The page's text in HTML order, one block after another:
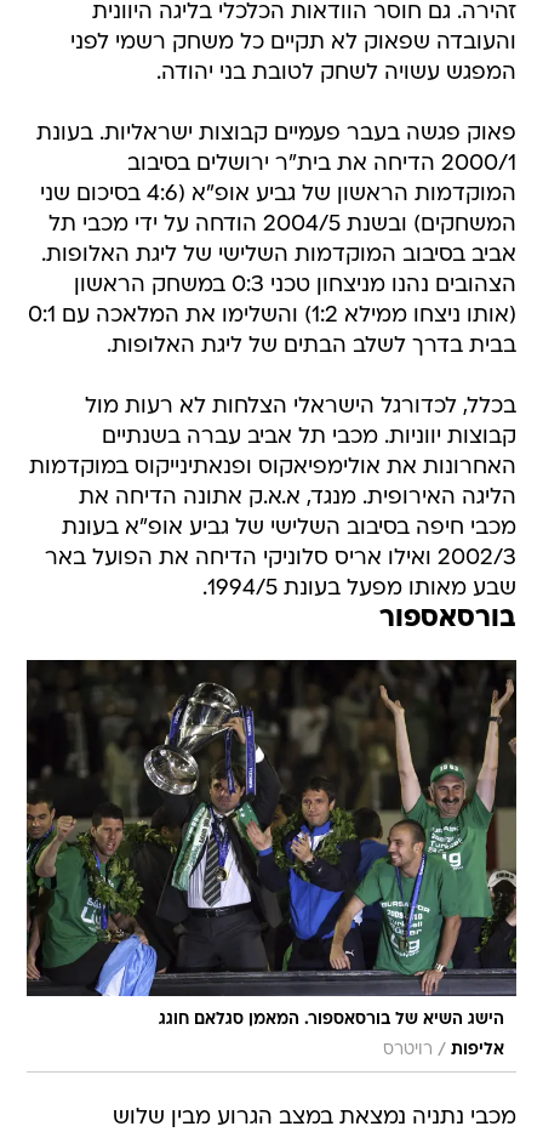
זהירה. גם חוסר הוודאות הכלכלי בליגה היוונית
והעובדה שפאוק לא תקיים כל משחק רשמי לפני
המפגש עשויה לשחק לטובת בני יהודה.
פאוק פגשה בעבר פעמיים קבוצות ישראליות. בעונת
2000/1 הדיחה את בית"ר ירושלים בסיבוב
המוקדמות הראשון של גביע אופ"א (4:6 בסיכום שני
המשחקים) ובשנת 2004/5 הודחה על ידי מכבי תל
אביב בסיבוב המוקדמות השלישי של ליגת האלופות.
הצהובים נהנו מניצחון טכני 0:3 במשחק הראשון
(אותו ניצחו ממילא 1:2) והשלימו את המלאכה עם 0:1
בבית בדרך לשלב הבתים של ליגת האלופות.
בכלל, לכדורגל הישראלי הצלחות לא רעות מול
קבוצות יווניות. מכבי תל אביב עברה בשנתיים
האחרונות את אולימפיאקוס ופנאתינייקוס במוקדמות
הליגה האירופית. מנגד, א.א.ק אתונה הדיחה את
מכבי חיפה בסיבוב השלישי של גביע אופ"א בעונת
2002/3 ואילו אריס סלוניקי הדיחה את הפועל באר
שבע מאותו מפעל בעונת 1994/5.
בורסאספור
הישג השיא של בורסאספור. המאמן סגלאם חוגג
אליפות / רויטרס
מכבי נתניה נמצאת במצב הגרוע מבין שלוש